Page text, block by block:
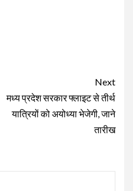
Next
मध्य प्रदेश सरकार फ्लाइट से तीर्थ
यात्रियों को अयोध्या भेजेगी, जाने
तारीख